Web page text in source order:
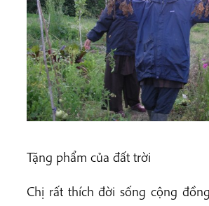
Tặng phẩm của đất trời
Chị rất thích đời sống cộng